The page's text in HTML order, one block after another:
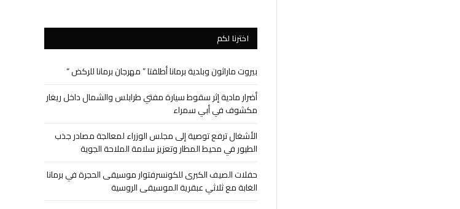
اخترنا لكم
بيروت ماراثون وبلدية برمانا أطلقتا ” مهرجان برمانا للركض “
أضرار مادية إثر سقوط سيارة مفتي طرابلس والشمال داخل ريغار
مكشوف في أبي سمراء
الأشغال ترفع توصية إلى مجلس الوزراء لمعالجة مصادر جذب
الطيور في محيط المطار وتعزيز سلامة الملاحة الجوية
حفلات الصيف الكبرى للكونسرفتوار موسيقى الحجرة في برمانا
الغابة مع ثلاثي عبقرية الموسيقى الروسية